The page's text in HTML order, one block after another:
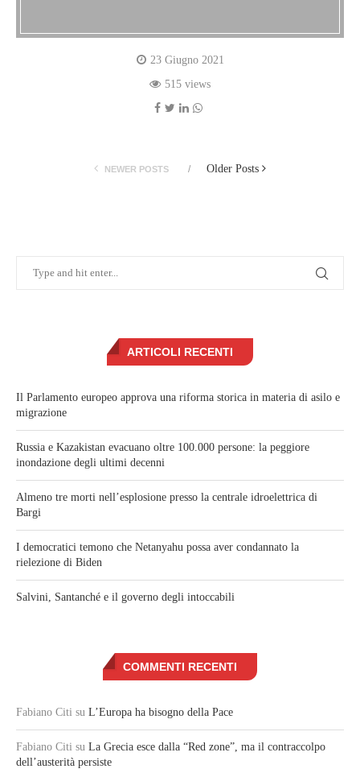
23 Giugno 2021
515 views
NEWER POSTS Older Posts
ARTICOLI RECENTI
Il Parlamento europeo approva una riforma storica in materia di asilo e
migrazione
Russia e Kazakistan evacuano oltre 100.000 persone: la peggiore
inondazione degli ultimi decenni
Almeno tre morti nell’esplosione presso la centrale idroelettrica di
Bargi
I democratici temono che Netanyahu possa aver condannato la
rielezione di Biden
Salvini, Santanché e il governo degli intoccabili
COMMENTI RECENTI
Fabiano Citi su L’Europa ha bisogno della Pace
Fabiano Citi su La Grecia esce dalla “Red zone”, ma il contraccolpo
dell’austerità persiste